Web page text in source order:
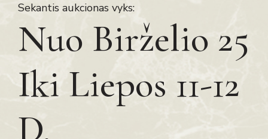
Sekantis aukcionas vyks:
Nuo Birželio 25
Iki Liepos 11-12
D.